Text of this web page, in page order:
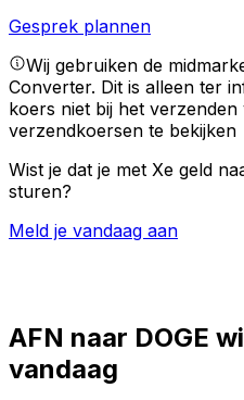
Gesprek plannen
Wij gebruiken de
Converter. Dit is alleen ter
koers niet bij het verzenden
verzendkoersen te bekijken
Wist je dat je met Xe geld
sturen?
Meld je vandaag aan
AFN naar DOGE
vandaag